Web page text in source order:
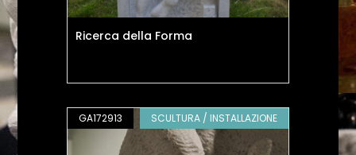
Ricerca della Forma
GA172913 SCULTURA / INSTALLAZIONE